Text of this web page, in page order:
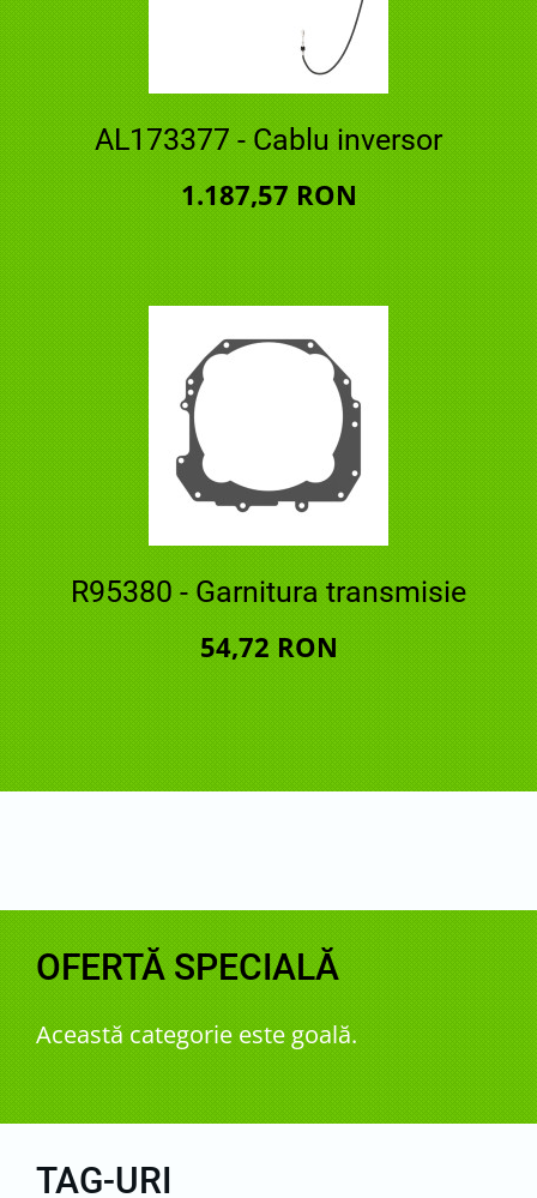
AL173377 - Cablu inversor
1.187,57 RON
R95380 - Garnitura transmisie
54,72 RON
OFERTĂ SPECIALĂ
Această categorie este goală.
TAG-URI